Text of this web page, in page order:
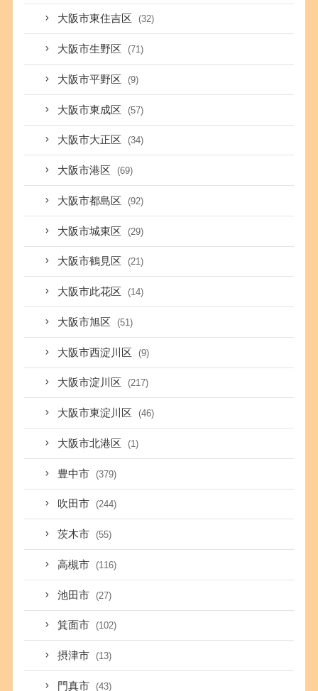
大阪市東住吉区 (32)
大阪市生野区 (71)
大阪市平野区 (9)
大阪市東成区 (57)
大阪市大正区 (34)
大阪市港区 (69)
大阪市都島区 (92)
大阪市城東区 (29)
大阪市鶴見区 (21)
大阪市此花区 (14)
大阪市旭区 (51)
大阪市西淀川区 (9)
大阪市淀川区 (217)
大阪市東淀川区 (46)
大阪市北港区 (1)
豊中市 (379)
吹田市 (244)
茨木市 (55)
高槻市 (116)
池田市 (27)
箕面市 (102)
摂津市 (13)
門真市 (43)